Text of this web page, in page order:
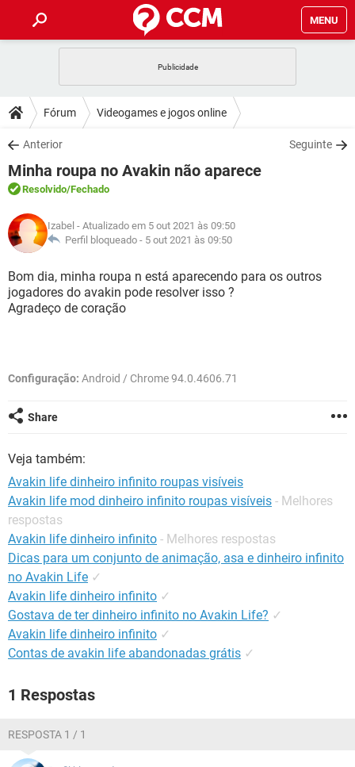
MENU
CELULAR FACEBOOK
OUTLOOK
INSTAGRAM GMAIL
GUIA DE COMPRAS
DICAS
JOGOS WHATSAPP
OUTLOOK
INSTAGRAM
GUIA DE COMPRAS
DOWNLOADS
JOGOS WHATSAPP
CELULAR
OUTLOOK EXCEL
INSTAGRAM
GUIA DE COMPRAS
FÓRUM
JOGOS
CELULAR FACEBOOK
INSTAGRAM GMAIL
GLOSSÁRIO
JOGOS
CELULAR FACEBOOK
OUTLOOK
Fórum Videogames e jogos online
Anterior Seguinte
Minha roupa no Avakin não aparece
Resolvido/Fechado
Izabel - Atualizado em 5 out 2021 às 09:50
Perfil bloqueado - 5 out 2021 às 09:50
Bom dia, minha roupa n está aparecendo para os outros
jogadores do avakin pode resolver isso ?
Agradeço de coração
Configuração: Android / Chrome 94.0.4606.71
Share
Veja também:
Avakin life dinheiro infinito roupas visíveis
Avakin life mod dinheiro infinito roupas visíveis - Melhores
respostas
Avakin life dinheiro infinito - Melhores respostas
Dicas para um conjunto de animação, asa e dinheiro infinito
no Avakin Life ✓
Avakin life dinheiro infinito ✓
Gostava de ter dinheiro infinito no Avakin Life? ✓
Avakin life dinheiro infinito ✓
Contas de avakin life abandonadas grátis ✓
1 Respostas
RESPOSTA 1 / 1